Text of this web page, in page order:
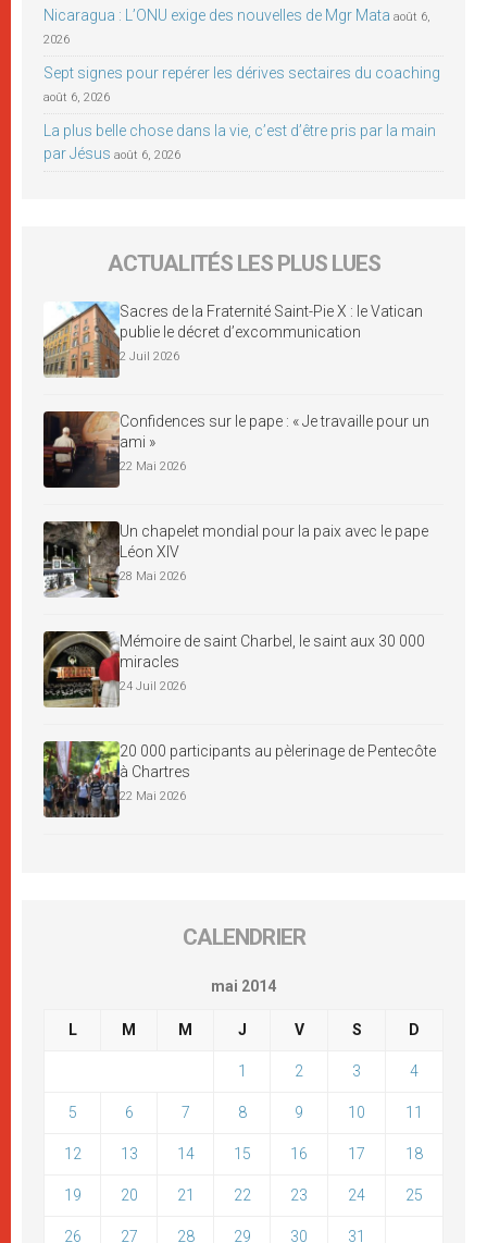
Nicaragua : L’ONU exige des nouvelles de Mgr Mata août 6,
2026
Sept signes pour repérer les dérives sectaires du coaching
août 6, 2026
La plus belle chose dans la vie, c’est d’être pris par la main
par Jésus août 6, 2026
ACTUALITÉS LES PLUS LUES
Sacres de la Fraternité Saint-Pie X : le Vatican
publie le décret d’excommunication
2 Juil 2026
Confidences sur le pape : « Je travaille pour un
ami »
22 Mai 2026
Un chapelet mondial pour la paix avec le pape
Léon XIV
28 Mai 2026
Mémoire de saint Charbel, le saint aux 30 000
miracles
24 Juil 2026
20 000 participants au pèlerinage de Pentecôte
à Chartres
22 Mai 2026
CALENDRIER
mai 2014
L M M J V S D
1 2 3 4
5 6 7 8 9 10 11
12 13 14 15 16 17 18
19 20 21 22 23 24 25
26 27 28 29 30 31